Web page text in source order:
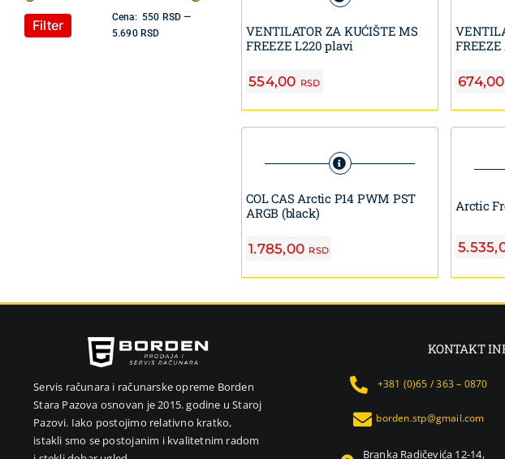
Minimalna
Maksimalna
Filter Cena: 550 RSD —
5.690 RSD
VENTILATOR ZA KUĆIŠTE MS
FREEZE L220 plavi
554,00 RSD 674,00
COL CAS Arctic P14 PWM PST
ARGB (black)
1.785,00 RSD
Arctic
Servis računara i računarske opreme Borden
Stara Pazova osnovan je 2015. godine u Staroj
Pazovi. Iako postojimo relativno kratko,
istakli smo se postojanim i kvalitetnim radom
KONTAKT
+381 (0)65 / 363 – 0870
borden.stp@gmail.com
Branka Radičevića 12-14,